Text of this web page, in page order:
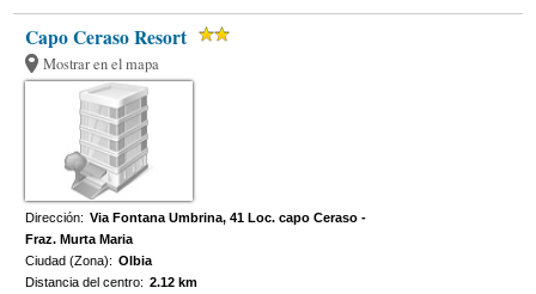
Capo Ceraso Resort
Mostrar en el mapa
Dirección: Via Fontana Umbrina, 41 Loc. capo Ceraso -
Fraz. Murta Maria
Ciudad (Zona): Olbia
Distancia del centro: 2.12 km